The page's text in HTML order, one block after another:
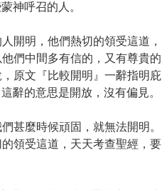
神呼召的人。
開明，他們熱切的領受這道，
們中間多有信的，又有尊貴的
原文『比較開明』一辭指明庇
辭的意思是開放，沒有偏見。
甚麼時候頑固，就無法開明。
領受這道，天天考查聖經，要